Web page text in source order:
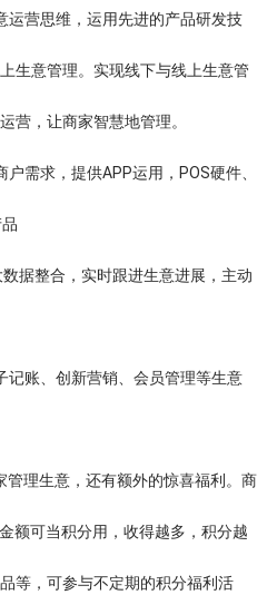
运营思维，运用先进的产品研发技
生意管理。实现线下与线上生意管
营，让商家智慧地管理。
需求，提供APP运用，POS硬件、
据整合，实时跟进生意进展，主动
记账、创新营销、会员管理等生意
管理生意，还有额外的惊喜福利。商
额可当积分用，收得越多，积分越
等，可参与不定期的积分福利活